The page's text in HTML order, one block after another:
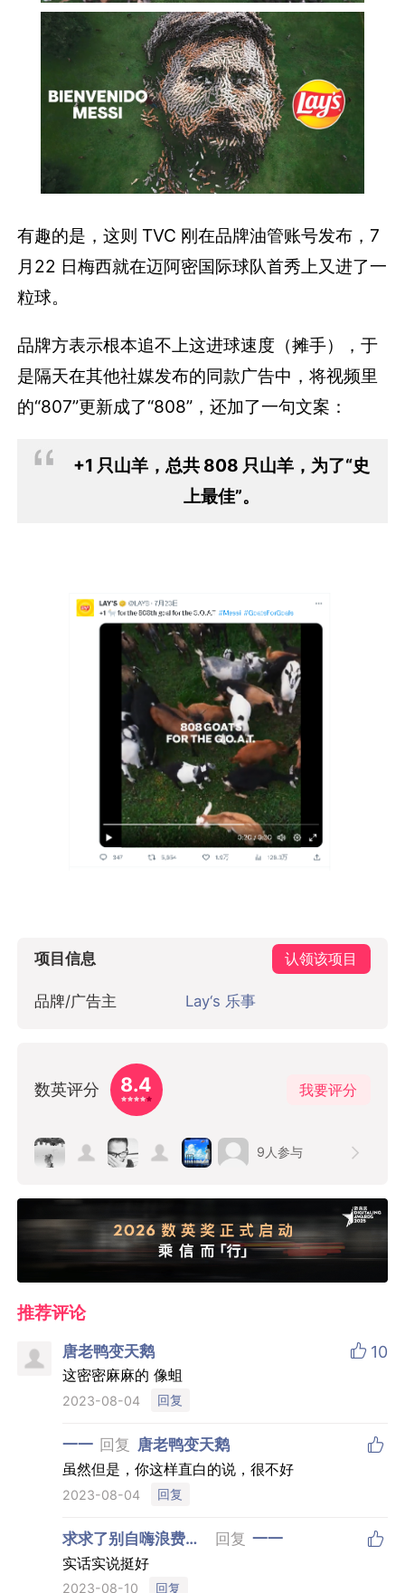
有趣的是，这则 TVC 刚在品牌油管账号发布，7
月22 日梅西就在迈阿密国际球队首秀上又进了一
粒球。
品牌方表示根本追不上这进球速度（摊手），于
是隔天在其他社媒发布的同款广告中，将视频里
的“807”更新成了“808”，还加了一句文案：
+1 只山羊，总共 808 只山羊，为了“史
上最佳”。
项目信息 认领该项目
品牌/广告主 Lay‘s 乐事
数英评分 8.4 我要评分
9 人参与
推荐评论
唐老鸭变天鹅  10
这密密麻麻的 像蛆
2023-08-04 回复
一一 回复 唐老鸭变天鹅 
虽然但是，你这样直白的说，很不好
2023-08-04 回复
求求了别自嗨浪费钱
了
回复 一一 
实话实说挺好
2023-08-10 回复